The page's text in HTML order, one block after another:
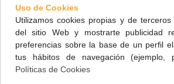
There are no products on the category.
NUESTRA FARMACIA
Uso de Cookies
Utilizamos cookies propias y de
del sitio Web y mostrarte publicidad
preferencias sobre la base de un perfil
tus hábitos de navegación (ejemplo,
Políticas de Cookies